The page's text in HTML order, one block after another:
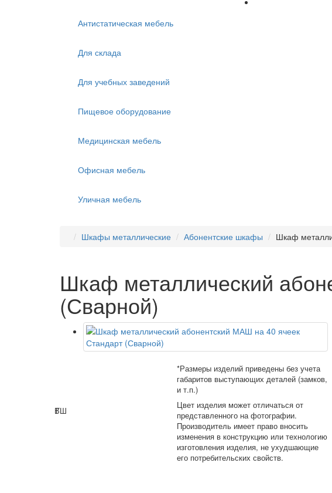
Антистатическая мебель
Для склада
Для учебных заведений
Пищевое оборудование
Медицинская мебель
Офисная мебель
Уличная мебель
Шкафы металлические Абонентские шкафы Шкаф
Шкаф металлический
(Сварной)
Ш
В
Г
*Размеры изделий приведены без учета
габаритов выступающих деталей (замков,
и т.п.)
Цвет изделия может отличаться от
представленного на фотографии.
Производитель имеет право вносить
изменения в конструкцию или технологию
изготовления изделия, не ухудшающие
его потребительских свойств.